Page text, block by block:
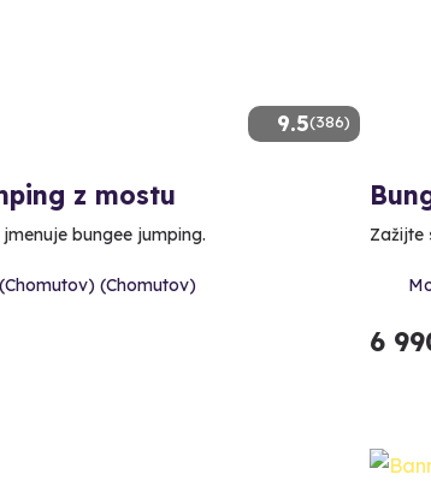
9.5(386)
z mostu
bungee jumping.
(Chomutov)
Zažijte
6